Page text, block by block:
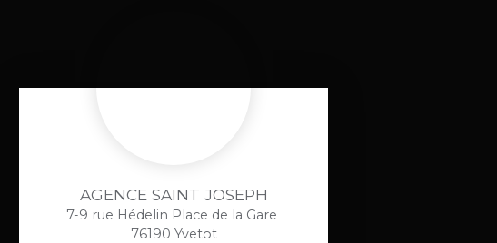
AGENCE SAINT JOSEPH
7-9 rue Hédelin Place de la Gare
76190 Yvetot